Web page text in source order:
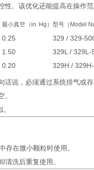
。该优化还能提高在操作
最小真空（in. Hg） 型号（Model
0.25
329 / 329-
1.50
329L / 329L-
0.20 329H /
说，必须通过系统排气或存
在微小颗粒时使用。
洗后重复使用。